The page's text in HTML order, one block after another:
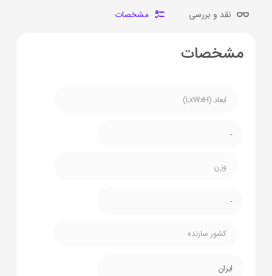
نقد و بررسی مشخصات
مشخصات
ابعاد (LxWxH)
-
وزن
-
کشور سازنده
ایران